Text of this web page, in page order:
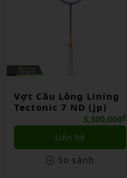
Vợt Cầu Lông Lining
Tectonic 7 ND (jp)
3,300,000₫
Liên hệ
So sánh